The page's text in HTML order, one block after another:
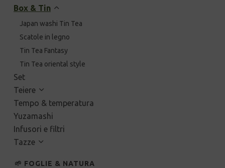
Box & Tin
Japan washi Tin Tea
Scatole in legno
Tin Tea Fantasy
Tin Tea oriental style
Set
Teiere
Tempo & temperatura
Yuzamashi
Infusori e filtri
Tazze
🌱 FOGLIE & NATURA